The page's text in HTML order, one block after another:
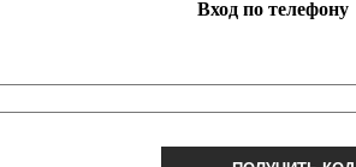
Вход по телефону